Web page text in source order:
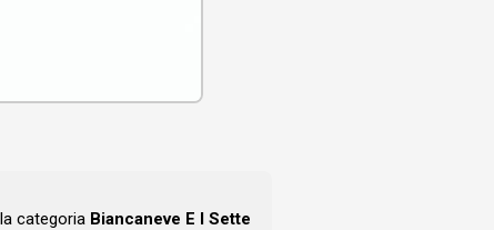
categoria Biancaneve E I Sette